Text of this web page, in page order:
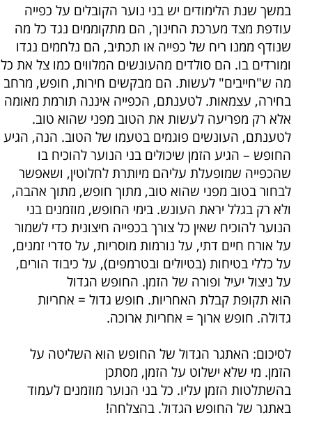
במשך שנת הלימודים יש בני נוער הקובלים על כפייה
עודפת מצד מערכת החינוך, הם מתקוממים נגד כל מה
שנודף ממנו ריח של כפייה או תכתיב, הם נלחמים נגדו
ומורדים בו. הם סולדים מהעונשים המלווים כמו צל את כל
מה ש"חייבים" לעשות. הם מבקשים חירות, חופש, מרחב
בחירה, עצמאות. לטענתם, הכפייה איננה תורמת מאומה
אלא רק מפריעה לעשות את הטוב מפני שהוא טוב.
לטענתם, העונשים פוגמים בטעמו של הטוב. הנה, הגיע
החופש – הגיע הזמן שיכולים בני הנוער להוכיח בו
שהכפייה שמופעלת עליהם מיותרת לחלוטין, ושאפשר
לבחור בטוב מפני שהוא טוב, מתוך חופש, מתוך אהבה,
ולא רק בגלל יראת העונש. בימי החופש, מוזמנים בני
הנוער להוכיח שאין כל צורך בכפייה חיצונית כדי לשמור
על אורח חיים דתי, על נורמות מוסריות, על סדרי זמנים,
על כללי בטיחות (בטיולים ובטרמפים), על כיבוד הורים,
על ניצול יעיל ופורה של הזמן. החופש הגדול
הוא תקופת קבלת האחריות. חופש גדול = אחריות
גדולה. חופש ארוך = אחריות ארוכה.
לסיכום: האתגר הגדול של החופש הוא השליטה על
הזמן. מי שלא ישלוט על הזמן, מסתכן
בהשתלטות הזמן עליו. כל בני הנוער מוזמנים לעמוד
באתגר של החופש הגדול. בהצלחה!